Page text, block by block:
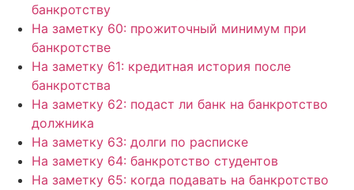
банкротству
На заметку 60: прожиточный минимум при
банкротстве
На заметку 61: кредитная история после
банкротства
На заметку 62: подаст ли банк на банкротство
должника
На заметку 63: долги по расписке
На заметку 64: банкротство студентов
На заметку 65: когда подавать на банкротство